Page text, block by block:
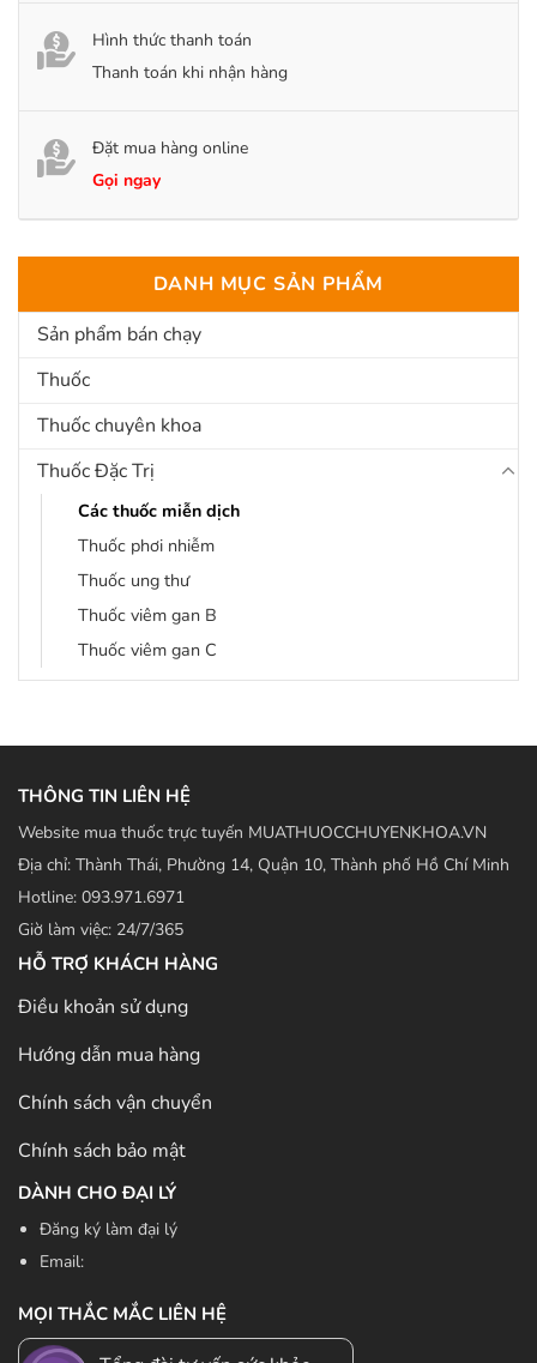
Hình thức thanh toán
Thanh toán khi nhận hàng
Đặt mua hàng online
Gọi ngay
DANH MỤC SẢN PHẨM
Sản phẩm bán chạy
Thuốc
Thuốc chuyên khoa
Thuốc Đặc Trị
Các thuốc miễn dịch
Thuốc phơi nhiễm
Thuốc ung thư
Thuốc viêm gan B
Thuốc viêm gan C
THÔNG TIN LIÊN HỆ
Website mua thuốc trực tuyến MUATHUOCCHUYENKHOA.VN
Địa chỉ: Thành Thái, Phường 14, Quận 10, Thành phố Hồ Chí Minh
Hotline: 093.971.6971
Giờ làm việc: 24/7/365
HỖ TRỢ KHÁCH HÀNG
Điều khoản sử dụng
Hướng dẫn mua hàng
Chính sách vận chuyển
Chính sách bảo mật
DÀNH CHO ĐẠI LÝ
Đăng ký làm đại lý
Email:
MỌI THẮC MẮC LIÊN HỆ